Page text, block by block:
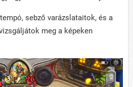
sebző varázslataitok, és a
meg a képeken